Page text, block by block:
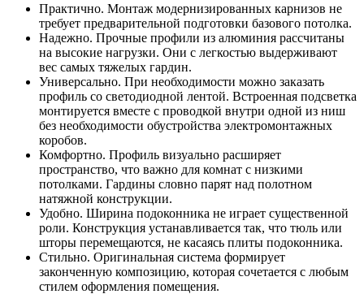
Практично. Монтаж модернизированных карнизов не
требует предварительной подготовки базового потолка.
Надежно. Прочные профили из алюминия рассчитаны
на высокие нагрузки. Они с легкостью выдерживают
вес самых тяжелых гардин.
Универсально. При необходимости можно заказать
профиль со светодиодной лентой. Встроенная подсветка
монтируется вместе с проводкой внутри одной из ниш
без необходимости обустройства электромонтажных
коробов.
Комфортно. Профиль визуально расширяет
пространство, что важно для комнат с низкими
потолками. Гардины словно парят над полотном
натяжной конструкции.
Удобно. Ширина подоконника не играет существенной
роли. Конструкция устанавливается так, что тюль или
шторы перемещаются, не касаясь плиты подоконника.
Стильно. Оригинальная система формирует
законченную композицию, которая сочетается с любым
стилем оформления помещения.